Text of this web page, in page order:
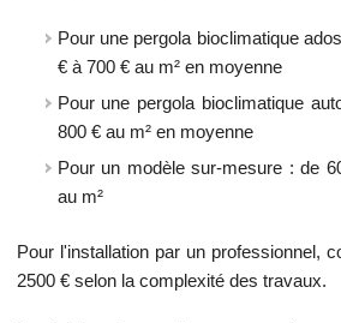
Pour une pergola bioclimatique
€ à 700 € au m² en moyenne
Pour une pergola bioclimatique
800 € au m² en moyenne
Pour un modèle sur-mesure : de
au m²
Pour l'installation par un professionnel,
2500 € selon la complexité des travaux.